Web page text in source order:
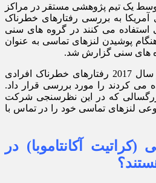
ای در سال 2017 توسط یک تیم پژوهشی مستقر در مراکز
آمریکا به بررسی رفتارهای خطرناک
استفاده می کنند در گروه های سنی
پوشیدن لنزهای تماسی به عنوان
های سنی گزارش شد.
– یک مطالعه نظرسنجی در سال 2017 رفتارهای خطرناک افرادی
می کردند را مورد بررسی قرار داد.
شد بیشتر 1,141 بزرگسالی که در این نظرسنجی شرکت
لنزهای تماسی خود را در تماس با
(کراتیت آکانتاموبا) در